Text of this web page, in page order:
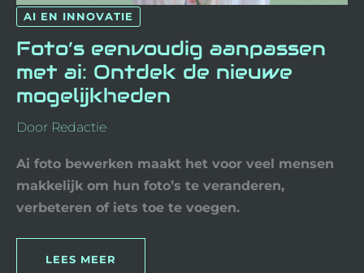
AI EN INNOVATIE
Foto’s eenvoudig aanpassen
met ai: Ontdek de nieuwe
mogelijkheden
Door Redactie
Ai foto bewerken maakt het voor veel mensen
makkelijk om hun foto’s te veranderen,
verbeteren of iets toe te voegen.
LEES MEER